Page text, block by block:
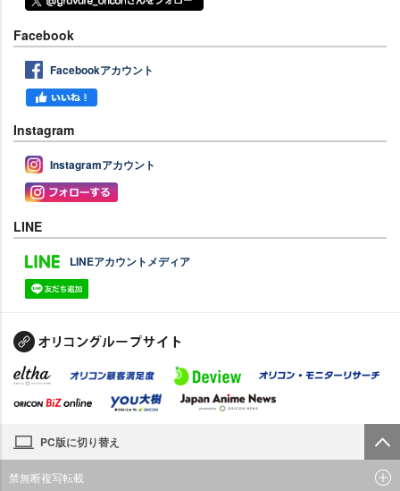
Facebook
Facebookアカウント
Instagram
Instagramアカウント
LINE
LINEアカウントメディア
PC版に切り替え
禁無断複写転載